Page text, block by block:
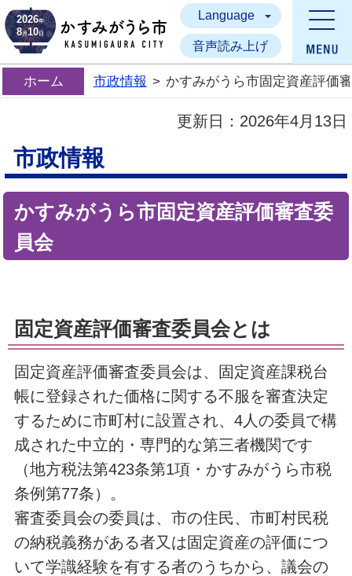
かすみがうら市
2026年
8月10日
Language
音声読み上げ
ホーム 市政情報 > かすみがうら市固定資産評価
更新日： 2026年4月13日
市政情報
かすみがうら市固定資産評価審査委
員会
固定資産評価審査委員会とは
固定資産評価審査委員会は、固定資産課税台
帳に登録された価格に関する不服を審査決定
するために市町村に設置され、4人の委員で構
成された中立的・専門的な第三者機関です
（地方税法第423条第1項・かすみがうら市税
条例第77条）。
審査委員会の委員は、市の住民、市町村民税
の納税義務がある者又は固定資産の評価につ
いて学識経験を有する者のうちから、議会の